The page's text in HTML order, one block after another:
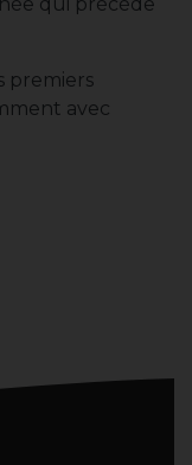
premiers
avec